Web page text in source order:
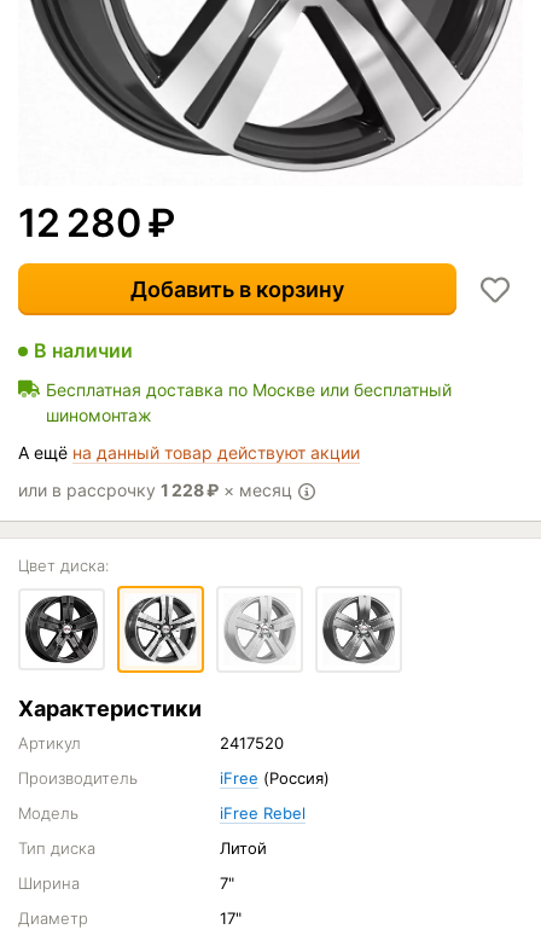
12 280₽
Добавить в корзину
В наличии
Бесплатная доставка по Москве или бесплатный
шиномонтаж
А ещё на данный товар действуют акции
или в рассрочку 1 228₽ × месяц
Цвет диска:
Характеристики
Артикул
2417520
Производитель
iFree (Россия)
Модель
iFree Rebel
Тип диска
Литой
Ширина
7"
Диаметр
17"